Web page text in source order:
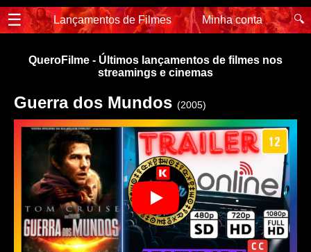
☰ Lançamentos de Filmes Minha conta 🔍
QueroFilme - Últimos lançamentos de filmes nos
streamings e cinemas
Guerra dos Mundos (2005)